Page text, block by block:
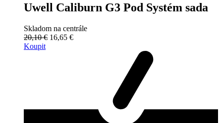
Uwell Caliburn G3 Pod Systém sada
Skladom na centrále
20,10 € 16,65 €
Koupit